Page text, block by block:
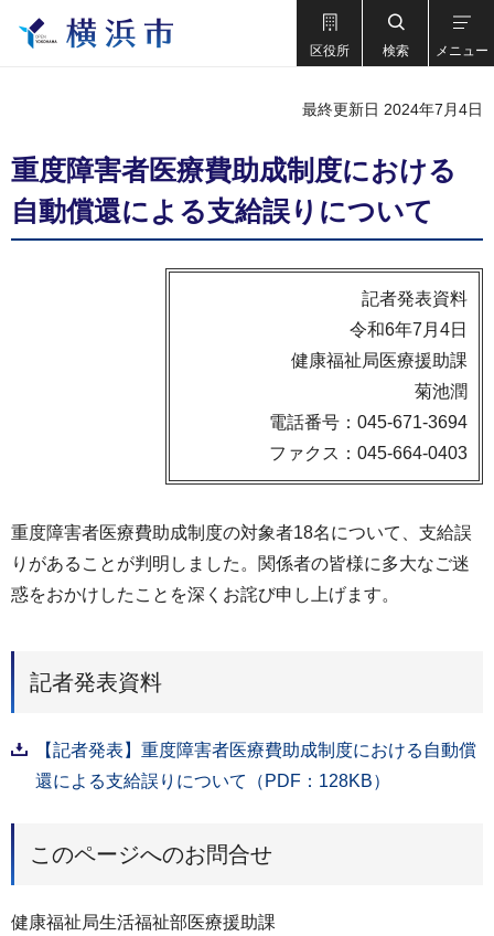
区役所 検索 メニュー
最終更新日 2024年7月4日
重度障害者医療費助成制度における
自動償還による支給誤りについて
記者発表資料
令和6年7月4日
健康福祉局医療援助課
菊池潤
電話番号：045-671-3694
ファクス：045-664-0403
重度障害者医療費助成制度の対象者18名について、支給誤
りがあることが判明しました。関係者の皆様に多大なご迷
惑をおかけしたことを深くお詫び申し上げます。
記者発表資料
【記者発表】重度障害者医療費助成制度における自動償
還による支給誤りについて（PDF：128KB）
このページへのお問合せ
健康福祉局生活福祉部医療援助課